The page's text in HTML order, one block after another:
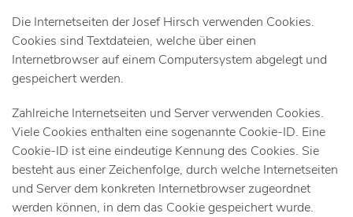
Die Internetseiten der Josef Hirsch verwenden Cookies.
Cookies sind Textdateien, welche über einen
Internetbrowser auf einem Computersystem abgelegt und
gespeichert werden.
Zahlreiche Internetseiten und Server verwenden Cookies.
Viele Cookies enthalten eine sogenannte Cookie-ID. Eine
Cookie-ID ist eine eindeutige Kennung des Cookies. Sie
besteht aus einer Zeichenfolge, durch welche Internetseiten
und Server dem konkreten Internetbrowser zugeordnet
werden können, in dem das Cookie gespeichert wurde.